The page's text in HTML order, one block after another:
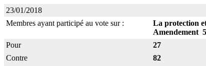
23/01/2018
Membres ayant participé au vote sur :
La protection
Amendement 5
Pour
27
Contre
82